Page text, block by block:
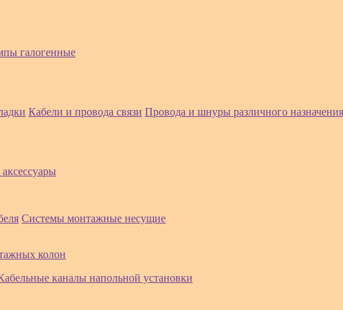
галогенные
Кабели и провода связи Провода и шнуры различного назначения
Системы монтажные несущие
колон
каналы напольной установки